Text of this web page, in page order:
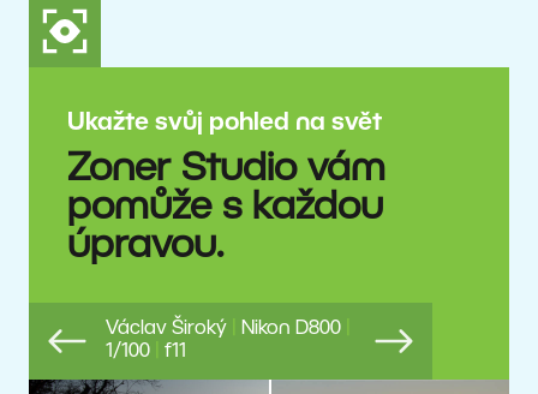
Ukažte svůj pohled na svět
Zoner Studio vám
pomůže s každou
úpravou.
Previous Next
Václav Široký Nikon D800
1/100
f11